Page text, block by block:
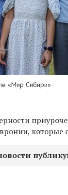
«Мир Сибири»
которые